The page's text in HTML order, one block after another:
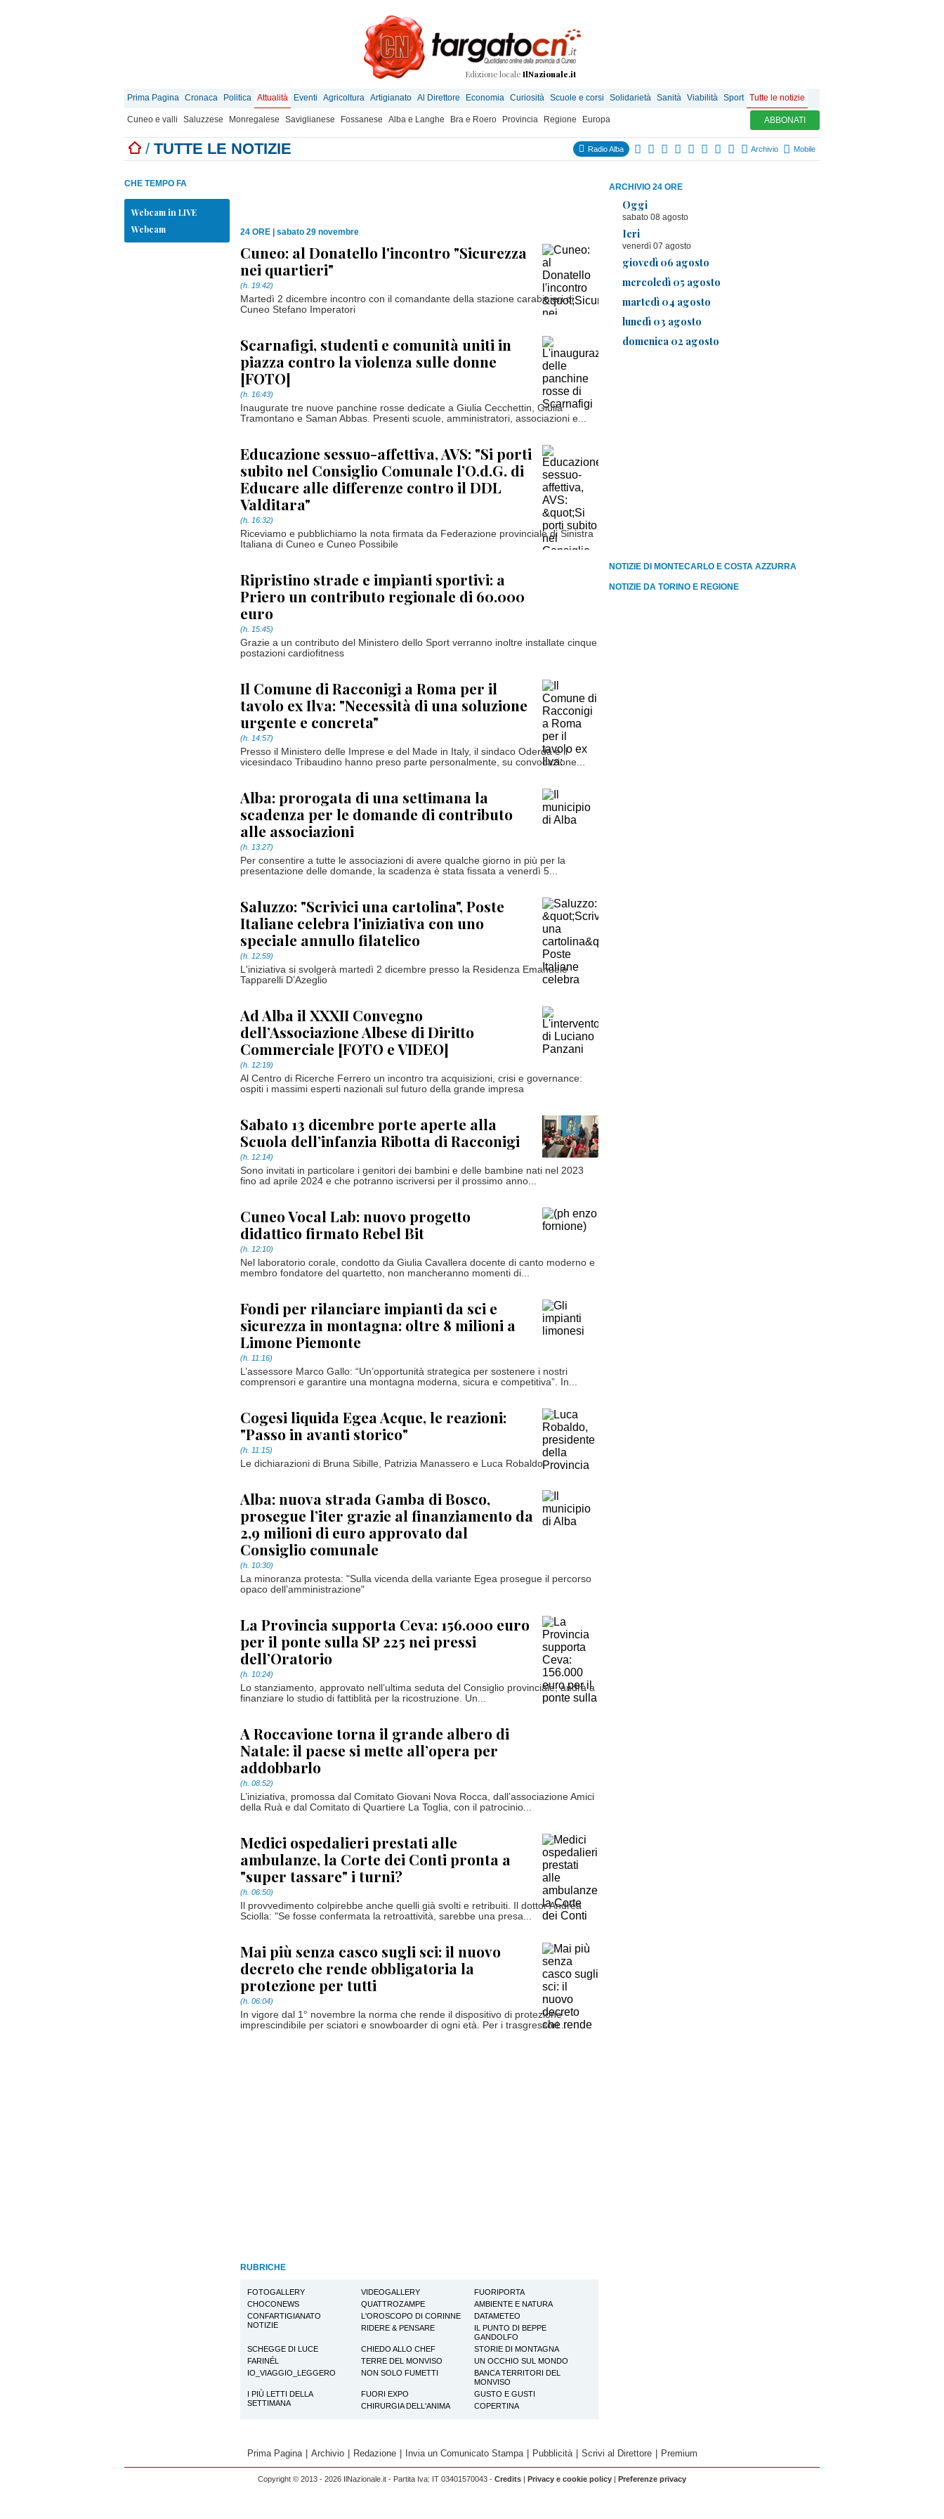
Edizione locale IlNazionale.it
Prima Pagina Cronaca Politica Attualità Eventi Agricoltura Artigianato Al Direttore Economia Curiosità Scuole e corsi Solidarietà Sanità Viabilità Sport Tutte le notizie
Cuneo e valli Saluzzese Monregalese Saviglianese Fossanese Alba e Langhe Bra e Roero Provincia Regione Europa ABBONATI
/ TUTTE LE NOTIZIE Radio Alba Archivio Mobile
ARCHIVIO 24 ORE
Oggi
sabato 08 agosto
Ieri
venerdì 07 agosto
giovedì 06 agosto
mercoledì 05 agosto
martedì 04 agosto
lunedì 03 agosto
domenica 02 agosto
NOTIZIE DI MONTECARLO E COSTA AZZURRA
NOTIZIE DA TORINO E REGIONE
CHE TEMPO FA
Webcam in LIVE
Webcam
24 ORE sabato 29 novembre
Cuneo: al Donatello l'incontro "Sicurezza
nei quartieri"
(h. 19:42)
Martedì 2 dicembre incontro con il comandante della stazione carabinieri di
Cuneo Stefano Imperatori
Scarnafigi, studenti e comunità uniti in
piazza contro la violenza sulle donne
[FOTO]
(h. 16:43)
Inaugurate tre nuove panchine rosse dedicate a Giulia Cecchettin, Giulia
Tramontano e Saman Abbas. Presenti scuole, amministratori, associazioni e...
Educazione sessuo-affettiva, AVS: "Si porti
subito nel Consiglio Comunale l’O.d.G. di
Educare alle differenze contro il DDL
Valditara"
(h. 16:32)
Riceviamo e pubblichiamo la nota firmata da Federazione provinciale di Sinistra
Italiana di Cuneo e Cuneo Possibile
Ripristino strade e impianti sportivi: a
Priero un contributo regionale di 60.000
euro
(h. 15:45)
Grazie a un contributo del Ministero dello Sport verranno inoltre installate cinque
postazioni cardiofitness
Il Comune di Racconigi a Roma per il
tavolo ex Ilva: "Necessità di una soluzione
urgente e concreta"
(h. 14:57)
Presso il Ministero delle Imprese e del Made in Italy, il sindaco Oderda e il
vicesindaco Tribaudino hanno preso parte personalmente, su convocazione...
Alba: prorogata di una settimana la
scadenza per le domande di contributo
alle associazioni
(h. 13:27)
Per consentire a tutte le associazioni di avere qualche giorno in più per la
presentazione delle domande, la scadenza è stata fissata a venerdì 5...
Saluzzo: "Scrivici una cartolina", Poste
Italiane celebra l'iniziativa con uno
speciale annullo filatelico
(h. 12:59)
L'iniziativa si svolgerà martedì 2 dicembre presso la Residenza Emanuele
Tapparelli D’Azeglio
Ad Alba il XXXII Convegno
dell’Associazione Albese di Diritto
Commerciale [FOTO e VIDEO]
(h. 12:19)
Al Centro di Ricerche Ferrero un incontro tra acquisizioni, crisi e governance:
ospiti i massimi esperti nazionali sul futuro della grande impresa
Sabato 13 dicembre porte aperte alla
Scuola dell’infanzia Ribotta di Racconigi
(h. 12:14)
Sono invitati in particolare i genitori dei bambini e delle bambine nati nel 2023
fino ad aprile 2024 e che potranno iscriversi per il prossimo anno...
Cuneo Vocal Lab: nuovo progetto
didattico firmato Rebel Bit
(h. 12:10)
Nel laboratorio corale, condotto da Giulia Cavallera docente di canto moderno e
membro fondatore del quartetto, non mancheranno momenti di...
Fondi per rilanciare impianti da sci e
sicurezza in montagna: oltre 8 milioni a
Limone Piemonte
(h. 11:16)
L’assessore Marco Gallo: “Un’opportunità strategica per sostenere i nostri
comprensori e garantire una montagna moderna, sicura e competitiva”. In...
Cogesi liquida Egea Acque, le reazioni:
"Passo in avanti storico"
(h. 11:15)
Le dichiarazioni di Bruna Sibille, Patrizia Manassero e Luca Robaldo
Alba: nuova strada Gamba di Bosco,
prosegue l’iter grazie al finanziamento da
2,9 milioni di euro approvato dal
Consiglio comunale
(h. 10:30)
La minoranza protesta: "Sulla vicenda della variante Egea prosegue il percorso
opaco dell’amministrazione"
La Provincia supporta Ceva: 156.000 euro
per il ponte sulla SP 225 nei pressi
dell’Oratorio
(h. 10:24)
Lo stanziamento, approvato nell’ultima seduta del Consiglio provinciale, andrà a
finanziare lo studio di fattiblità per la ricostruzione. Un...
A Roccavione torna il grande albero di
Natale: il paese si mette all’opera per
addobbarlo
(h. 08:52)
L’iniziativa, promossa dal Comitato Giovani Nova Rocca, dall’associazione Amici
della Ruà e dal Comitato di Quartiere La Toglia, con il patrocinio...
Medici ospedalieri prestati alle
ambulanze, la Corte dei Conti pronta a
"super tassare" i turni?
(h. 06:50)
Il provvedimento colpirebbe anche quelli già svolti e retribuiti. Il dottor Andrea
Sciolla: "Se fosse confermata la retroattività, sarebbe una presa...
Mai più senza casco sugli sci: il nuovo
decreto che rende obbligatoria la
protezione per tutti
(h. 06:04)
In vigore dal 1° novembre la norma che rende il dispositivo di protezione
imprescindibile per sciatori e snowboarder di ogni età. Per i trasgressori...
RUBRICHE
FOTOGALLERY VIDEOGALLERY
FUORIPORTA
CHOCONEWS
QUATTROZAMPE
AMBIENTE E NATURA
CONFARTIGIANATO
NOTIZIE
L'OROSCOPO DI CORINNE
DATAMETEO
RIDERE & PENSARE
IL PUNTO DI BEPPE
GANDOLFO
SCHEGGE DI LUCE
CHIEDO ALLO CHEF
STORIE DI MONTAGNA
FARINÉL
TERRE DEL MONVISO
UN OCCHIO SUL MONDO
IO_VIAGGIO_LEGGERO
NON SOLO FUMETTI
BANCA TERRITORI DEL
MONVISO
I PIÙ LETTI DELLA
SETTIMANA
FUORI EXPO
GUSTO E GUSTI
CHIRURGIA DELL'ANIMA
COPERTINA
Prima Pagina Archivio Redazione Invia un Comunicato Stampa Pubblicità Scrivi al Direttore Premium
Copyright © 2013 - 2026 IlNazionale.it - Partita Iva: IT 03401570043 - Credits | Privacy e cookie policy | Preferenze privacy